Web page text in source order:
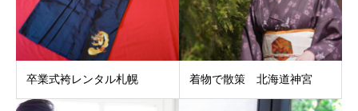
卒業式袴レンタル札幌 着物で散策 北海道神宮